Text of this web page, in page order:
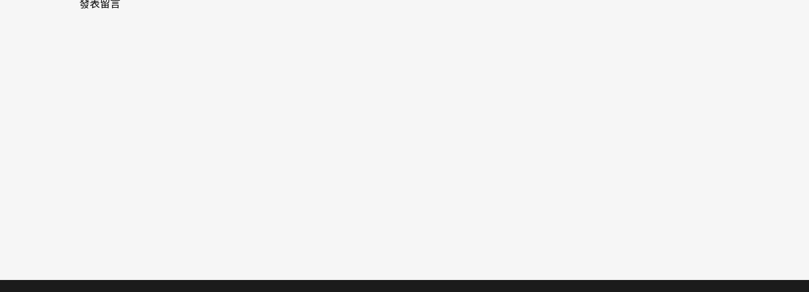
發表留言